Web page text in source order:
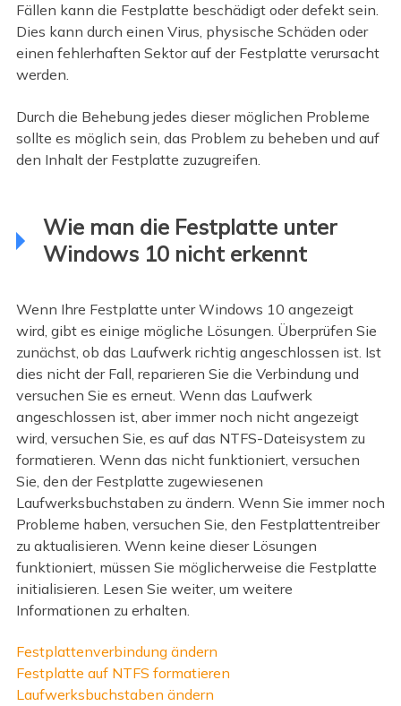
Fällen kann die Festplatte beschädigt oder defekt sein.
Dies kann durch einen Virus, physische Schäden oder
einen fehlerhaften Sektor auf der Festplatte verursacht
werden.
Durch die Behebung jedes dieser möglichen Probleme
sollte es möglich sein, das Problem zu beheben und auf
den Inhalt der Festplatte zuzugreifen.
Wie man die Festplatte unter
Windows 10 nicht erkennt
Wenn Ihre Festplatte unter Windows 10 angezeigt
wird, gibt es einige mögliche Lösungen. Überprüfen Sie
zunächst, ob das Laufwerk richtig angeschlossen ist. Ist
dies nicht der Fall, reparieren Sie die Verbindung und
versuchen Sie es erneut. Wenn das Laufwerk
angeschlossen ist, aber immer noch nicht angezeigt
wird, versuchen Sie, es auf das NTFS-Dateisystem zu
formatieren. Wenn das nicht funktioniert, versuchen
Sie, den der Festplatte zugewiesenen
Laufwerksbuchstaben zu ändern. Wenn Sie immer noch
Probleme haben, versuchen Sie, den Festplattentreiber
zu aktualisieren. Wenn keine dieser Lösungen
funktioniert, müssen Sie möglicherweise die Festplatte
initialisieren. Lesen Sie weiter, um weitere
Informationen zu erhalten.
Festplattenverbindung ändern
Festplatte auf NTFS formatieren
Laufwerksbuchstaben ändern